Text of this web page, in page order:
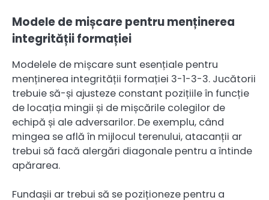
Modele de mișcare pentru menținerea
integrității formației
Modelele de mișcare sunt esențiale pentru
menținerea integrității formației 3-1-3-3. Jucătorii
trebuie să-și ajusteze constant pozițiile în funcție
de locația mingii și de mișcările colegilor de
echipă și ale adversarilor. De exemplu, când
mingea se află în mijlocul terenului, atacanții ar
trebui să facă alergări diagonale pentru a întinde
apărarea.
Fundașii ar trebui să se poziționeze pentru a